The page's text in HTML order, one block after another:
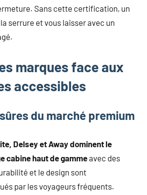
Sans cette certification, un
serrure et vous laisser avec un
marques face aux
accessibles
du marché premium
Delsey et Away dominent le
cabine haut de gammeavec des
et le design sont
par les voyageurs fréquents.